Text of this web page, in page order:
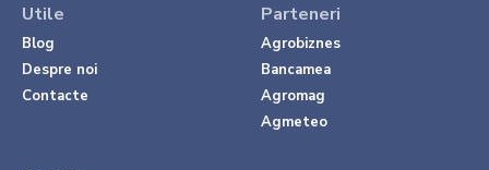
Utile
Blog
Despre noi
Contacte
Parteneri
Agrobiznes
Bancamea
Agromag
Agmeteo